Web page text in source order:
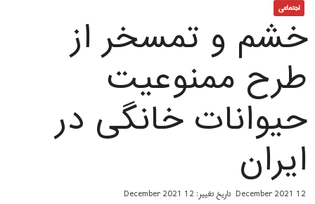
اجتماعی
خشم و تمسخر از
طرح ممنوعیت
حیوانات خانگی در
ایران
12 December 2021 تاریخ تغییر: 12 December 2021